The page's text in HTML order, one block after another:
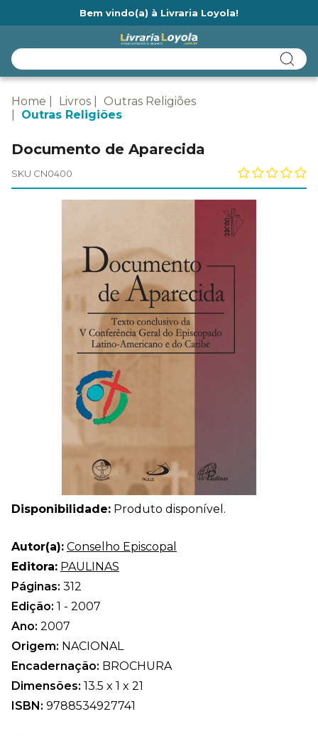
Bem vindo(a) à Livraria Loyola!
Home Livros
Outras Religiões
Outras Religiões
Documento de Aparecida
SKU CN0400
Disponibilidade: Produto disponível.
Autor(a): Conselho Episcopal
Editora: PAULINAS
Páginas: 312
Edição: 1 - 2007
Ano: 2007
Origem: NACIONAL
Encadernação: BROCHURA
Dimensões: 13.5 x 1 x 21
ISBN: 9788534927741